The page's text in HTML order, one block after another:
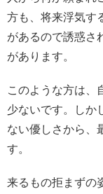
方も、将来浮気す
があるので誘惑さ
があります。
このような方は、
少ないです。しか
ない優しさから、
す。
来るもの拒まずの